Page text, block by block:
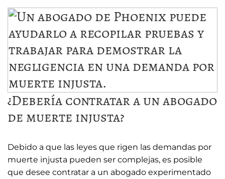
¿Debería contratar a un abogado
de muerte injusta?
Debido a que las leyes que rigen las demandas por
muerte injusta pueden ser complejas, es posible
que desee contratar a un abogado experimentado